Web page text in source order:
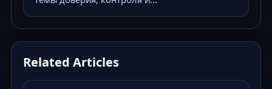
Related Articles